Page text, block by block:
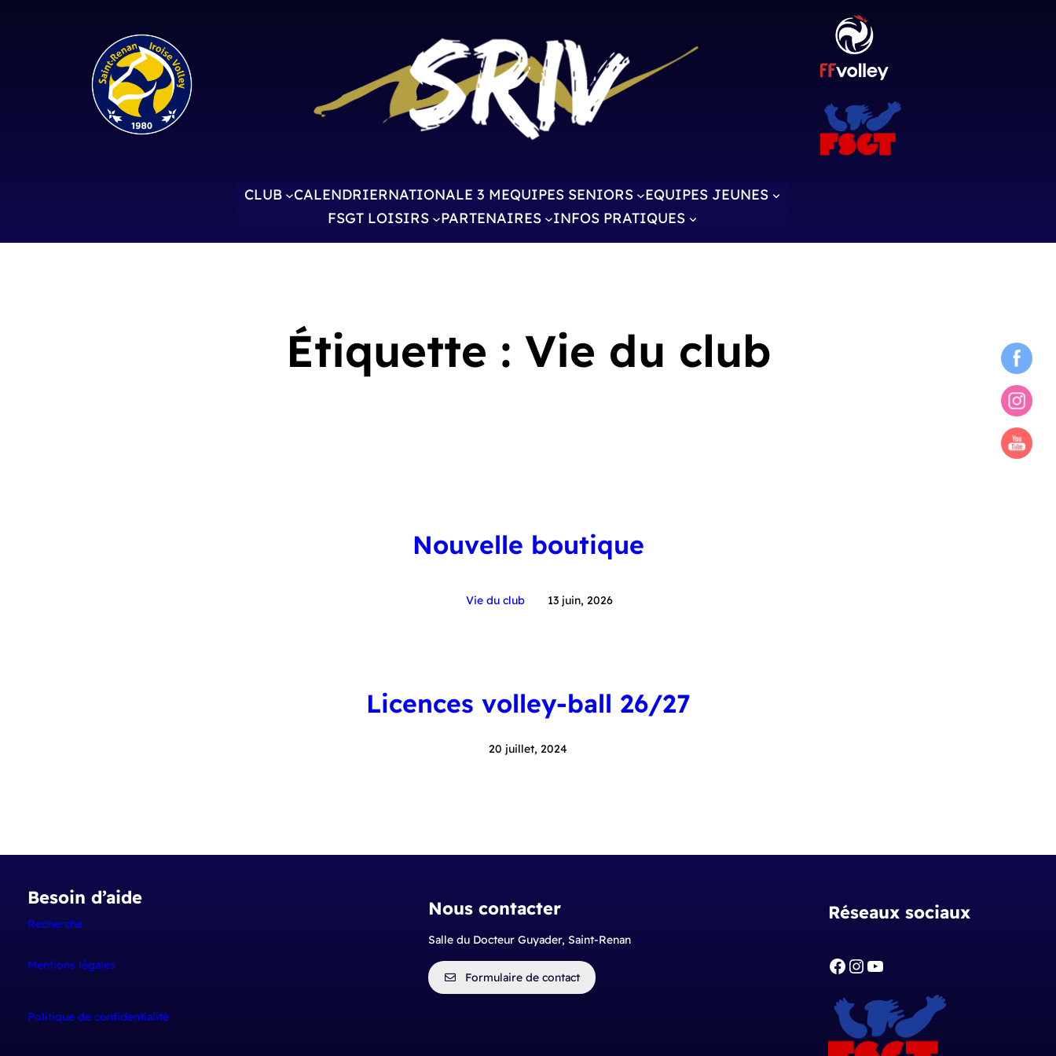
CLUB CALENDRIERNATIONALE 3 MEQUIPES SENIORS
EQUIPES JEUNES
FSGT LOISIRS
PARTENAIRES INFOS PRATIQUES
Étiquette : Vie du club
Nouvelle boutique
Vie du club 13 juin, 2026
Licences volley-ball 26/27
20 juillet, 2024
Besoin d’aide
Recherche
Mentions légales
Politique de confidentialité
Nous contacter
Salle du Docteur Guyader, Saint-Renan
Formulaire de contact
Réseaux sociaux
Facebook InstagramYouTube